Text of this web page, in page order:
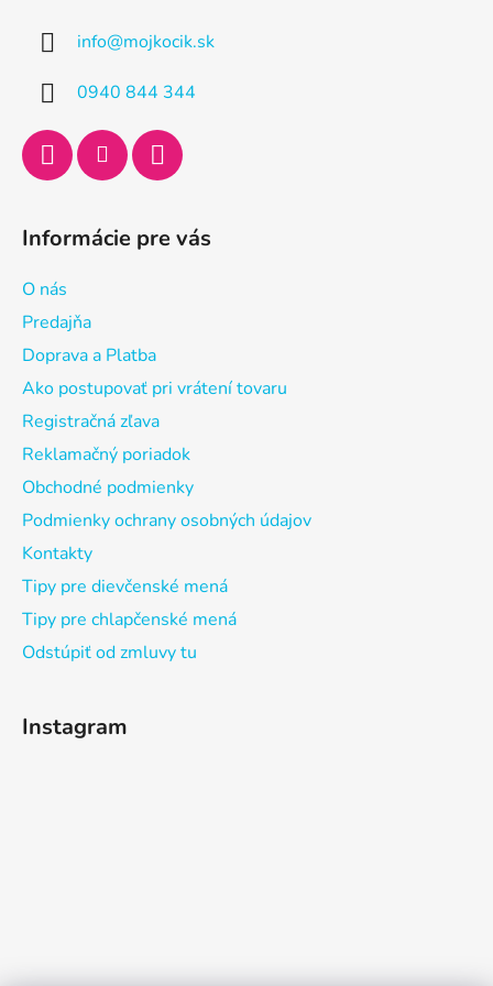
info@mojkocik.sk
0940 844 344
Informácie pre vás
O nás
Predajňa
Doprava a Platba
Ako postupovať pri vrátení tovaru
Registračná zľava
Reklamačný poriadok
Obchodné podmienky
Podmienky ochrany osobných údajov
Kontakty
Tipy pre dievčenské mená
Tipy pre chlapčenské mená
Odstúpiť od zmluvy tu
Instagram